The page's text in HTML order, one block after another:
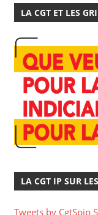
LA CGT ET LES
LA CGT IP SUR
Tweets by CgtSpip